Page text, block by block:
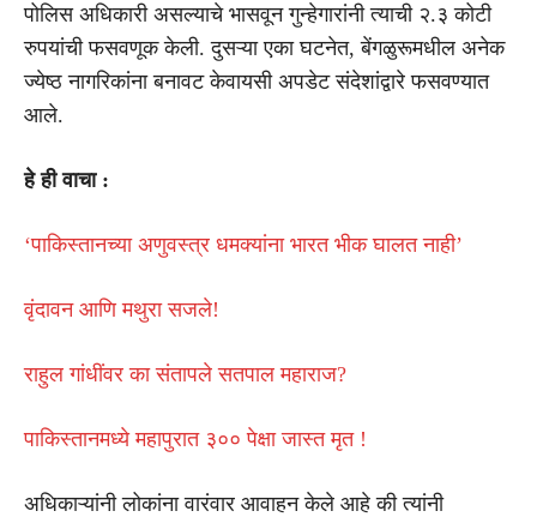
पोलिस अधिकारी असल्याचे भासवून गुन्हेगारांनी त्याची २.३ कोटी
रुपयांची फसवणूक केली. दुसऱ्या एका घटनेत, बेंगळुरूमधील अनेक
ज्येष्ठ नागरिकांना बनावट केवायसी अपडेट संदेशांद्वारे फसवण्यात
आले.
हे ही वाचा :
‘पाकिस्तानच्या अणुवस्त्र धमक्यांना भारत भीक घालत नाही’
वृंदावन आणि मथुरा सजले!
राहुल गांधींवर का संतापले सतपाल महाराज?
पाकिस्तानमध्ये महापुरात ३०० पेक्षा जास्त मृत !
अधिकाऱ्यांनी लोकांना वारंवार आवाहन केले आहे की त्यांनी